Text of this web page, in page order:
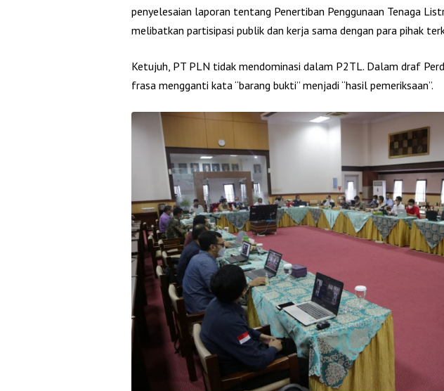
penyelesaian laporan tentang Penertiban Penggunaan Tenaga
melibatkan partisipasi publik dan kerja sama dengan para pihak
Ketujuh, PT PLN tidak mendominasi dalam P2TL. Dalam draf
frasa mengganti kata “barang bukti” menjadi “hasil pemeriksaan”.